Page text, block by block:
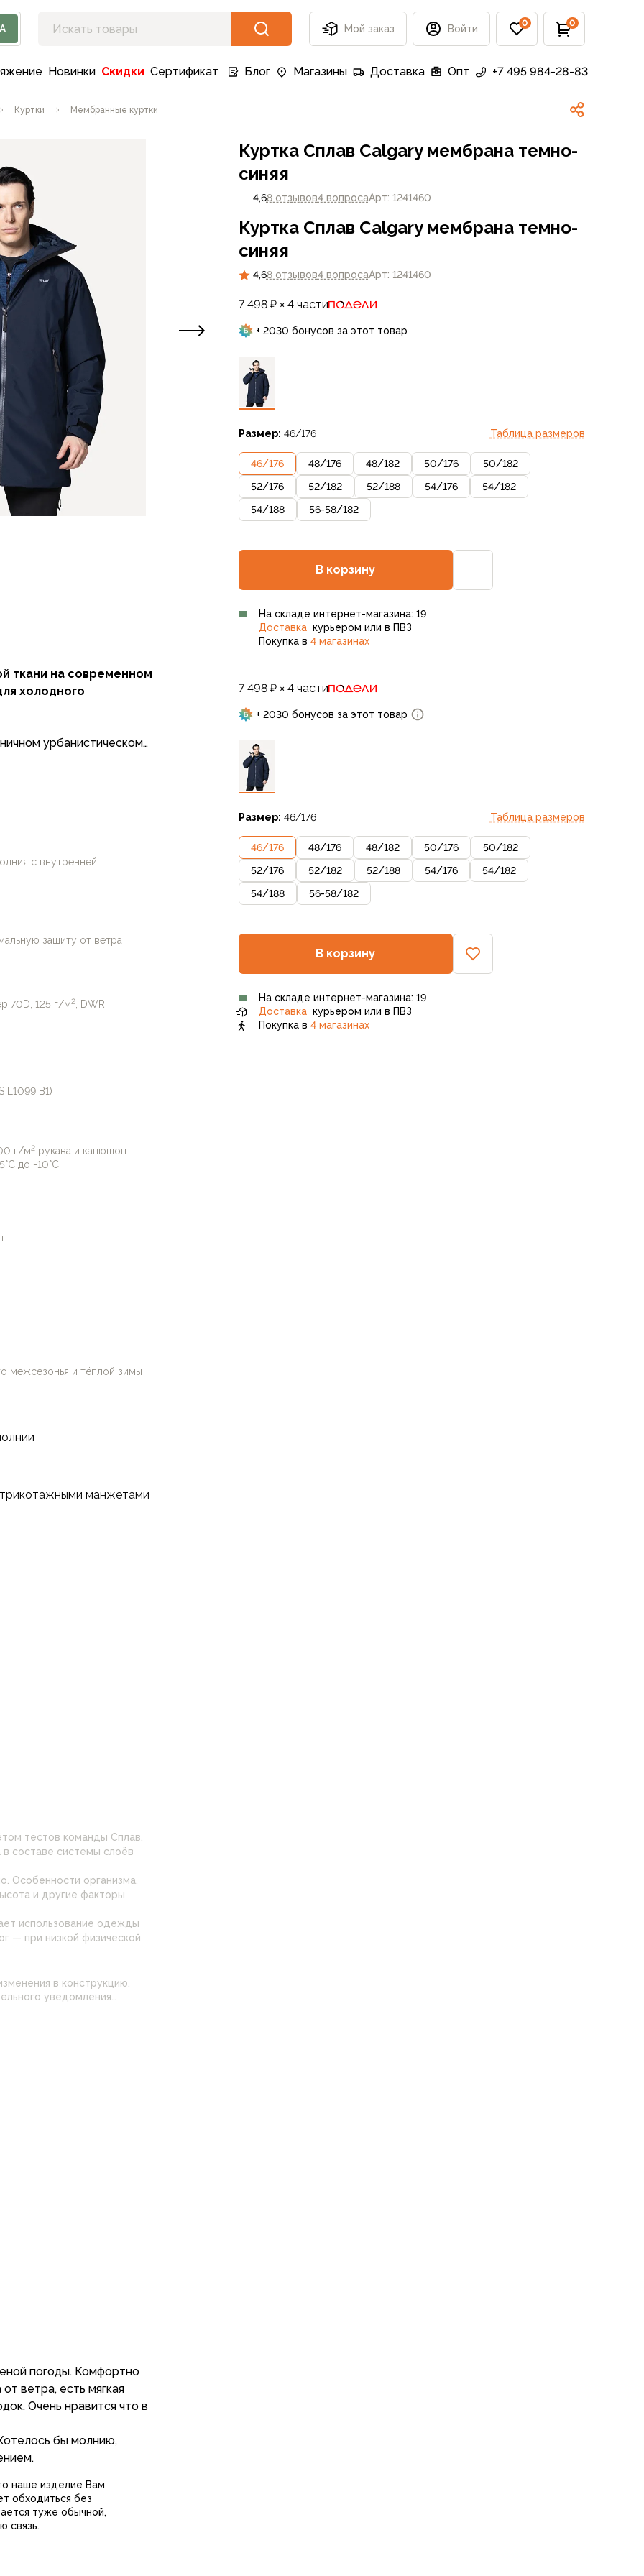
Мой заказ Войти 0 0
Новинки Скидки Сертификат Блог Магазины Доставка Опт +7 495 984-28-83
Куртки Мембранные куртки
ткани на современном
холодного
урбанистическом
холодного ветра и не
а современный
с
тепло даже в условиях
с внутренней
защиту от ветра
70D, 125 г/м2
, DWR
L1099 B1)
г/м2 рукава и капюшон
до -10°C
межсезонья и тёплой зимы
манжетами
тестов команды Сплав.
составе системы слоёв
Особенности организма,
и другие факторы
использование одежды
— при низкой физической
в конструкцию,
погоды. Комфортно
ветра, есть мягкая
Очень нравится что в
бы молнию,
наше изделие Вам
обходиться без
туже обычной,
связь.
7 498 ₽ × 4 части
+ 2030 бонусов за этот товар
Куртка Сплав Calgary мембрана темно-
синяя
Размер: 46/176 Таблица размеров
46/176 48/176 48/182 50/176 50/182
52/176 52/182 52/188 54/176 54/182
54/188 56-58/182
В корзину
4,68 отзывов4 вопросаАрт: 1241460
На складе интернет-магазина: 19
Доставкакурьером или в ПВЗ
Покупка в 4 магазинах
7 498 ₽ × 4 части
+ 2030 бонусов за этот товар
Куртка Сплав Calgary мембрана темно-
синяя
Размер: 46/176 Таблица размеров
46/176 48/176 48/182 50/176 50/182
52/176 52/182 52/188 54/176 54/182
54/188 56-58/182
В корзину
4,68 отзывов4 вопросаАрт: 1241460
На складе интернет-магазина: 19
Доставкакурьером или в ПВЗ
Покупка в 4 магазинах